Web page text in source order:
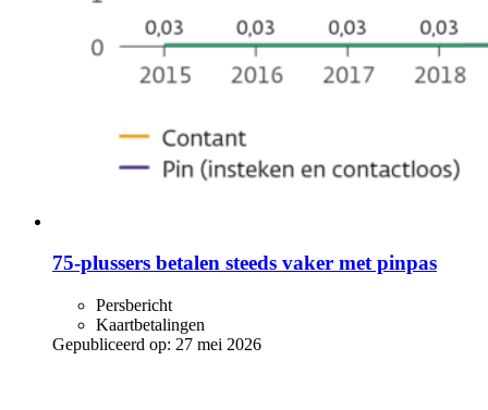
75-plussers betalen steeds vaker met pinpas
Persbericht
Kaartbetalingen
Gepubliceerd op: 27 mei 2026